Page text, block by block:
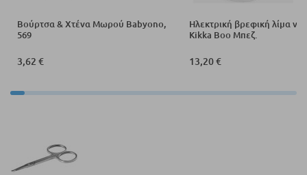
Βούρτσα & Χτένα Μωρού Babyono,
569
3,62 €
Ηλεκτρική βρεφική λίμα
Kikka Boo Μπεζ.
13,20 €